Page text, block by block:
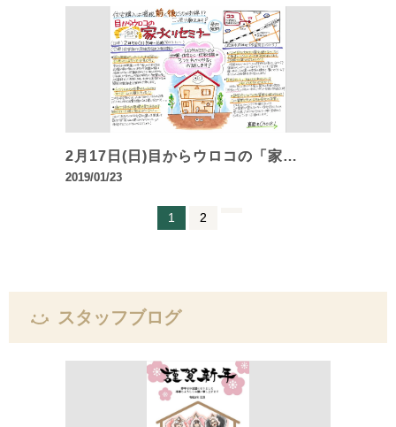
2月17日(日)目からウロコの「家…
2019/01/23
1 2
スタッフブログ